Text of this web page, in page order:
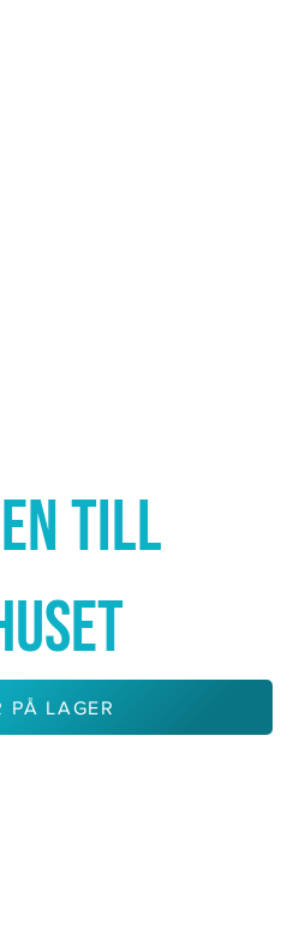
TILL
PÅ LAGER